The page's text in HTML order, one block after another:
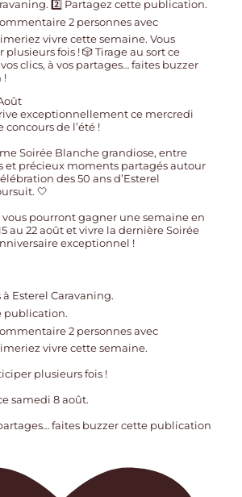
exceptionnellement ce mercredi
de l’été !
Soirée Blanche grandiose, entre
et précieux moments partagés autour
des 50 ans d’Esterel
🤍
vous pourront gagner une semaine en
au 22 août et vivre la dernière Soirée
exceptionnel !
Esterel Caravaning.
publication.
2 personnes avec
vivre cette semaine.
plusieurs fois !
samedi 8 août.
faites buzzer cette publication